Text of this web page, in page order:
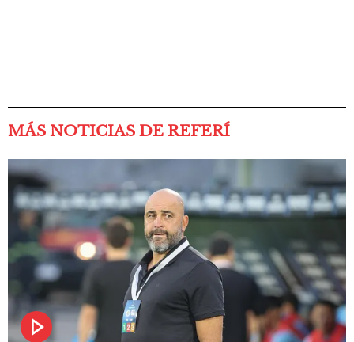
MÁS NOTICIAS DE REFERÍ